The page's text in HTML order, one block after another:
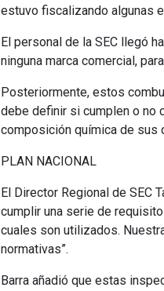
estuvo fiscalizando algunas
El personal de la SEC llegó
ninguna marca comercial,
Posteriormente, estos
debe definir si cumplen o no
composición química de sus
PLAN NACIONAL
El Director Regional de SEC
cumplir una serie de
cuales son utilizados.
normativas”.
Barra añadió que estas